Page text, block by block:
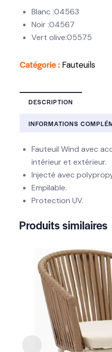
Blanc :04563
Noir :04567
Vert olive:05575
Catégorie : Fauteuils
DESCRIPTION
INFORMATIONS
Fauteuil Wind avec
intérieur et extérieur.
Injecté avec
Empilable.
Protection UV.
Produits similaires